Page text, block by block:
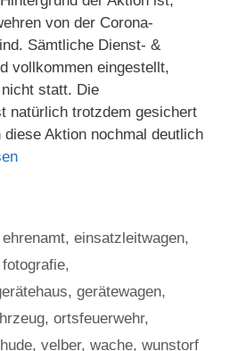
von der Corona-
Sämtliche Dienst- &
vollkommen eingestellt,
statt. Die
natürlich trotzdem gesichert
Aktion nochmal deutlich
ehrenamt,einsatzleitwagen,
fotografie,
, gerätewagen,
, ortsfeuerwehr,
, velber, wache, wunstorf